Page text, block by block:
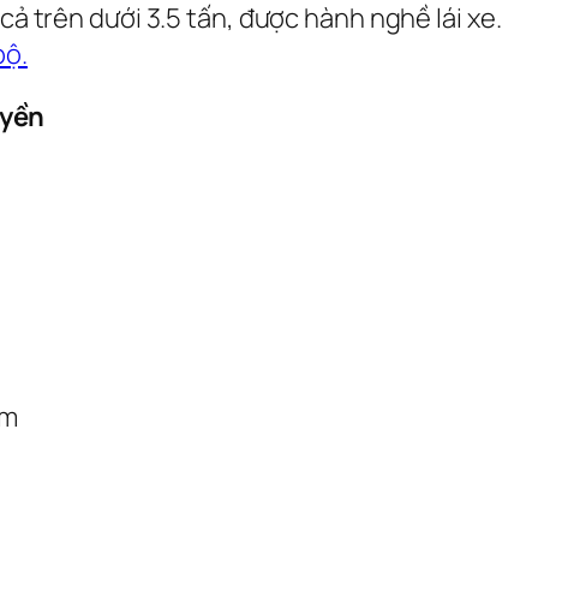
trên dưới 3.5 tấn, được hành nghề lái xe.